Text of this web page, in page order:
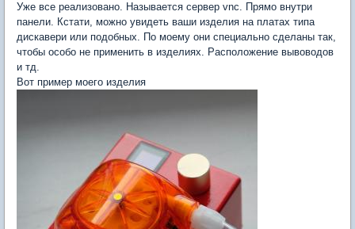
Уже все реализовано. Называется сервер vnc. Прямо внутри
панели. Кстати, можно увидеть ваши изделия на платах типа
дискавери или подобных. По моему они специально сделаны так,
чтобы особо не применить в изделиях. Расположение вывоводов
и тд.
Вот пример моего изделия